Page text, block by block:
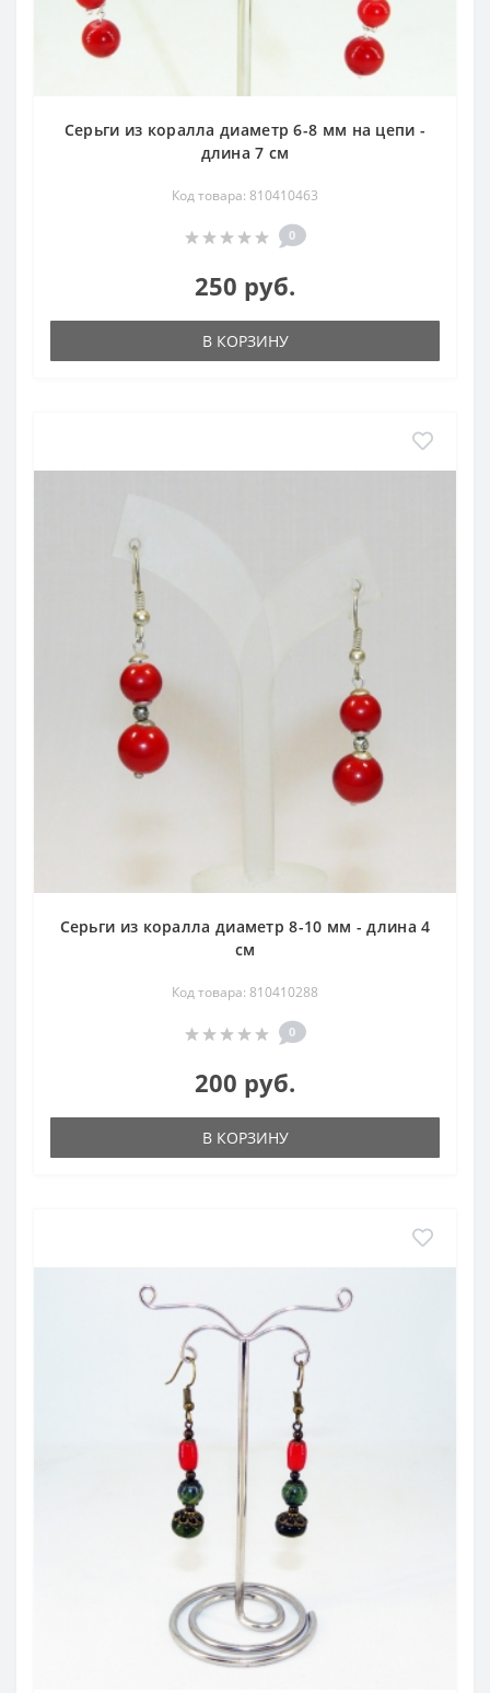
Серьги из коралла диаметр 6-8 мм на цепи -
длина 7 см
Код товара: 810410463
0
250 руб.
В КОРЗИНУ
Серьги из коралла диаметр 8-10 мм - длина 4
см
Код товара: 810410288
0
200 руб.
В КОРЗИНУ